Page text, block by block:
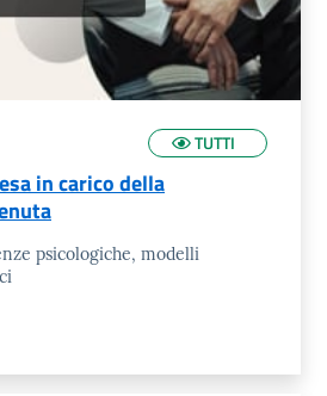
TUTTI
in carico della
psicologiche, modelli